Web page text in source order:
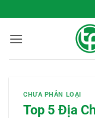
qua
nội
CHƯA PHÂN LOẠI
Top 5 Địa